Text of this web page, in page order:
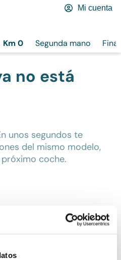
Km 0 Segunda mano
Mi cuenta
no está
unos segundos te
del mismo modelo,
coche.